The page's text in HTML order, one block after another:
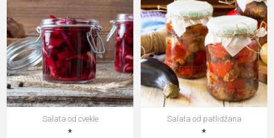
Salata od cvekle
*
Salata od patlidžana
*